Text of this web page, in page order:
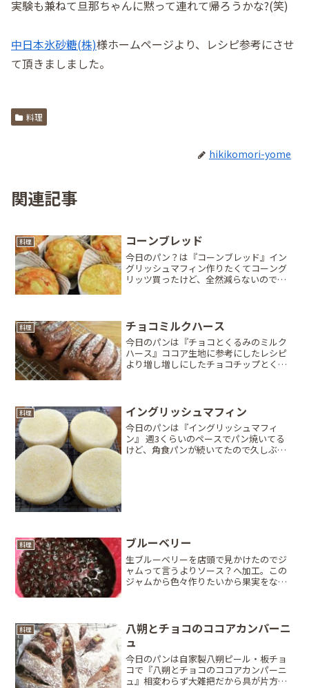
実験も兼ねて旦那ちゃんに黙って連れて帰ろうかな?(笑)
中日本氷砂糖(株)様ホームページより、レシピ参考にさせ
て頂きましました。
料理
hikikomori-yome
関連記事
料理 コーンブレッド
今日のパン？は『コーンブレッド』イン
グリッシュマフィン作りたくてコーング
リッツ買ったけど、全然減らないのでベ
まった(笑)旦那ちゃんの反...
料理 チョコミルクハース
今日のパンは『チョコとくるみのミルク
ハース』ココア生地に参考にしたレシピ
より増し増しにしたチョコチップとくる
チョコチップがトロトロに...
料理 イングリッシュマフィン
今日のパンは『イングリッシュマフィ
ン』 週3くらいのペースでパン焼いてる
けど、角食パンが続いてたので久しぶ
料理 ブルーベリー
生ブルーベリーを店頭で見かけたのでジ
ャムって言うよりソース？へ加工。この
ジャムから色々作りたいから果実をなる
キ…色々作りたいけど全然...
料理
八朔とチョコのココアカンパーニ
ュ
今日のパンは自家製八朔ピール・板チョ
コで『八朔とチョコのココアカンパーニ
ュ』相変わらず大雑把だから具が片方に